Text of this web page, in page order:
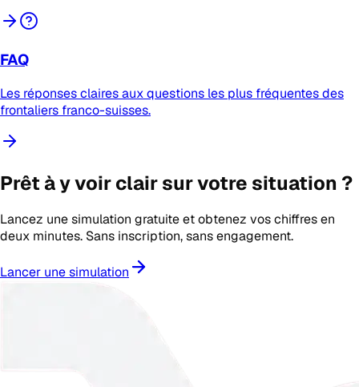
FAQ
Les réponses claires aux questions les plus fréquentes des
frontaliers franco-suisses.
Prêt à y voir clair sur votre situation ?
Lancez une simulation gratuite et obtenez vos chiffres en
deux minutes. Sans inscription, sans engagement.
Lancer une simulation